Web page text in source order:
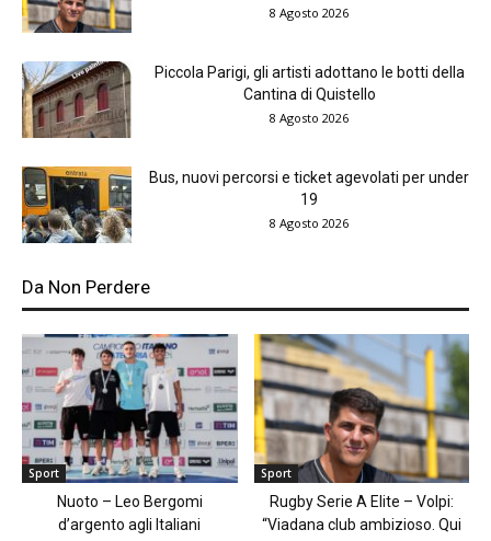
8 Agosto 2026
Piccola Parigi, gli artisti adottano le botti della
Cantina di Quistello
8 Agosto 2026
Bus, nuovi percorsi e ticket agevolati per under
19
8 Agosto 2026
Da Non Perdere
Sport
Nuoto – Leo Bergomi
d’argento agli Italiani
Sport
Rugby Serie A Elite – Volpi:
“Viadana club ambizioso. Qui